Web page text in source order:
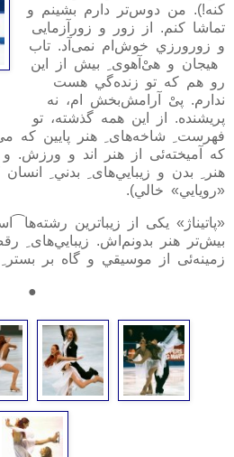
کنه!). من دوس‌تر دارم بشينم و
تماشا کنم. از زور و زورآزمايی
و زورورزي خوش‌ام نمى‌آد. تاب
هيجان و هی‌ْآهوی
بيش از اين
رو هم که تو زنده‌گي هست
ندارم. پیْ آرامش‌بخش ام، نه
پريشنده. از اين همه گذشته، تو
فهرست
شاخه‌های
هنر پايين که
که آميخته‌ئی از هنر اند و ورزش. و
هنر
بدن و زيبايي‌های بدني
«رويايي» خالي).
«پاتيناژ» يکی از زيباترين
بيش‌تر هنر بدونم‌اش. زيبايي‌های
زمينه‌ئی از موسيقي و گاه بر بستر
●